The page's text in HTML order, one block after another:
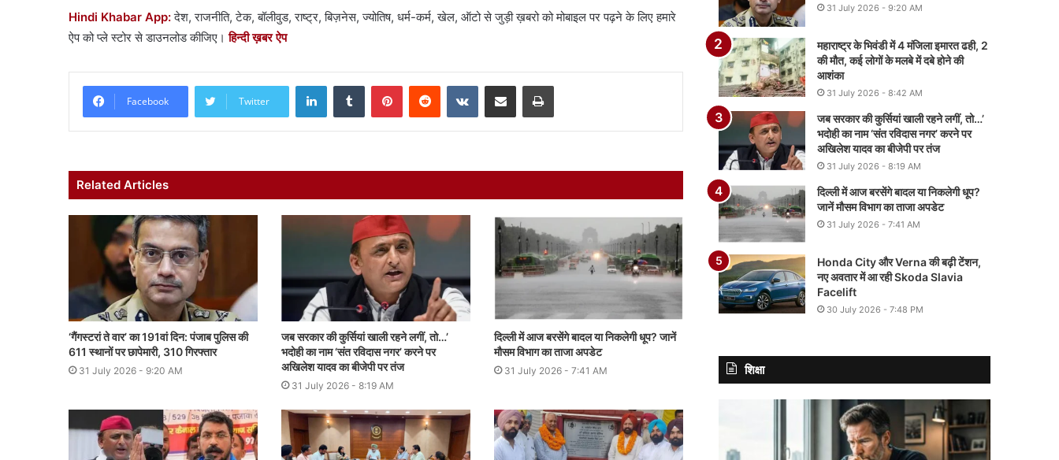
Hindi Khabar App:देश, राजनीति, टेक, बॉलीवुड, राष्ट्र, बिज़नेस, ज्योतिष, धर्म-कर्म, खेल, ऑटो से जुड़ी ख़बरो को मोबाइल पर पढ़ने के लिए हमारे
ऐप को प्ले स्टोर से डाउनलोड कीजिए।हिन्दी ख़बर ऐप
Facebook Twitter
LinkedInTumblr PinterestReddit VKontakteShare via Email Print
Related Articles
‘गैंगस्टरां ते वार’ का 191वां दिन: पंजाब पुलिस की
611 स्थानों पर छापेमारी, 310 गिरफ्तार
31 July 2026 - 9:20 AM
जब सरकार की कुर्सियां खाली रहने लगीं, तो…’
भदोही का नाम ‘संत रविदास नगर’ करने पर
अखिलेश यादव का बीजेपी पर तंज
31 July 2026 - 8:19 AM
दिल्ली में आज बरसेंगे बादल या निकलेगी धूप? जानें
मौसम विभाग का ताजा अपडेट
31 July 2026 - 7:41 AM
31 July 2026 - 9:20 AM
महाराष्ट्र के भिवंडी में 4 मंजिला इमारत ढही, 2
की मौत, कई लोगों के मलबे में दबे होने की
आशंका
31 July 2026 - 8:42 AM
जब सरकार की कुर्सियां खाली रहने लगीं, तो…’
भदोही का नाम ‘संत रविदास नगर’ करने पर
अखिलेश यादव का बीजेपी पर तंज
31 July 2026 - 8:19 AM
दिल्ली में आज बरसेंगे बादल या निकलेगी धूप?
जानें मौसम विभाग का ताजा अपडेट
31 July 2026 - 7:41 AM
Honda City और Verna की बढ़ी टेंशन,
नए अवतार में आ रही Skoda Slavia
Facelift
30 July 2026 - 7:48 PM
शिक्षा